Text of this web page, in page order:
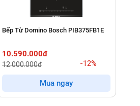
Bếp Từ Domino Bosch PIB375FB1E
10.590.000đ
12.000.000đ -12%
Mua ngay